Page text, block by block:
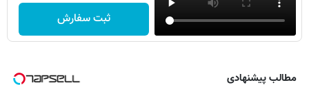
ثبت سفارش
مطالب پیشنهادی